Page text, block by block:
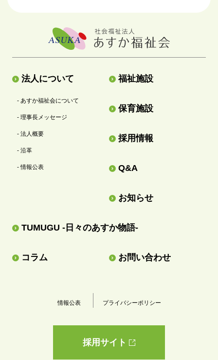
法人について
- あすか福祉会について
- 理事長メッセージ
- 法人概要
- 沿革
- 情報公表
福祉施設
保育施設
採用情報
Q&A
お知らせ
TUMUGU -日々のあすか物語-
コラム お問い合わせ
情報公表 プライバシーポリシー
採用サイト